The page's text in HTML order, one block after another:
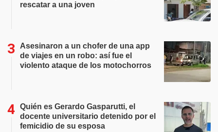
rescatar a una joven
Asesinaron a un chofer de una app
de viajes en un robo: así fue el
violento ataque de los motochorros
Quién es Gerardo Gasparutti, el
docente universitario detenido por el
femicidio de su esposa